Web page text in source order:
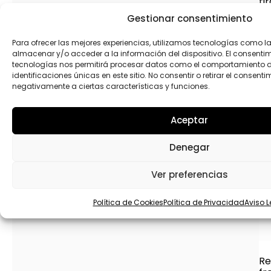
Gestionar consentimiento
Para ofrecer las mejores experiencias, utilizamos tecnologías como
almacenar y/o acceder a la información del dispositivo. El
tecnologías nos permitirá procesar datos como el comportamiento
identificaciones únicas en este sitio. No consentir o retirar el
negativamente a ciertas características y funciones.
Aceptar
Denegar
Ver preferencias
Política de CookiesPolítica de PrivacidadAviso